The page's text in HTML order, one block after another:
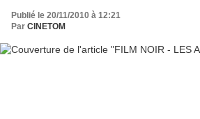
Publié le 20/11/2010 à 12:21
Par CINETOM